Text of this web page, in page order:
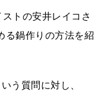
トの安井レイコさ
る鍋作りの方法を紹
いう質問に対し、